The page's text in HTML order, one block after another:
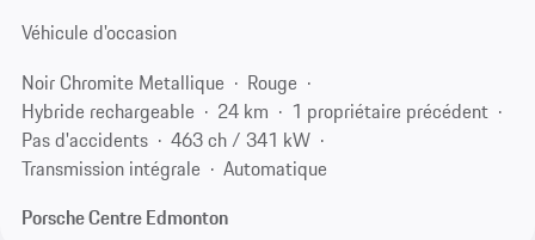
Véhicule d'occasion
Noir Chromite Metallique
Rouge
Hybride rechargeable
24 km
1 propriétaire précédent
Pas d'accidents
463 ch / 341 kW
Transmission intégrale
Automatique
Porsche Centre Edmonton